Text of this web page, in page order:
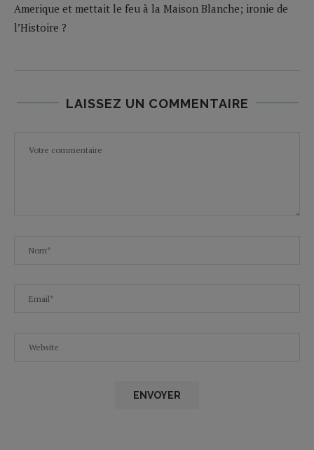
Amerique et mettait le feu à la Maison Blanche; ironie de
l’Histoire ?
LAISSEZ UN COMMENTAIRE